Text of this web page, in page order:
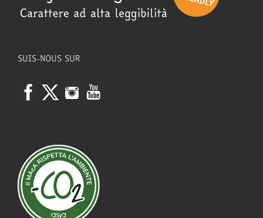
SUIS-NOUS SUR